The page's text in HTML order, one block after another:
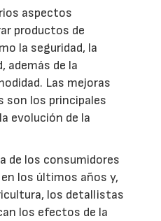
aspectos
productos de
la seguridad, la
además de la
Las mejoras
son los principales
evolución de la
de los consumidores
los últimos años y,
los detallistas
los efectos de la